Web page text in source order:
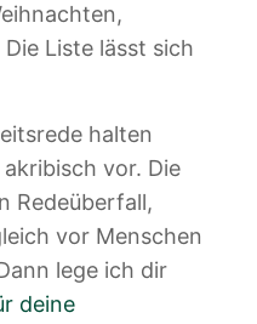
Liste lässt sich
halten
vor. Die
Redeüberfall,
vor Menschen
lege ich dir
deine